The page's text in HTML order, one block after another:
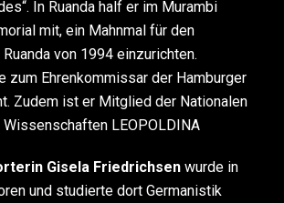
In Ruanda half er im Murambi
mit, ein Mahnmal für den
von 1994 einzurichten.
zum Ehrenkommissar der Hamburger
Zudem ist er Mitglied der Nationalen
LEOPOLDINA
Gisela Friedrichsen wurde in
und studierte dort Germanistik